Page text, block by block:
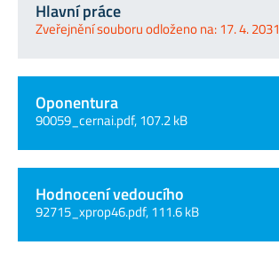
Hlavní práce
Zveřejnění souboru odloženo na: 17. 4. 2031
Oponentura
90059_cernai.pdf, 107.2 kB
Hodnocení vedoucího
92715_xprop46.pdf, 111.6 kB